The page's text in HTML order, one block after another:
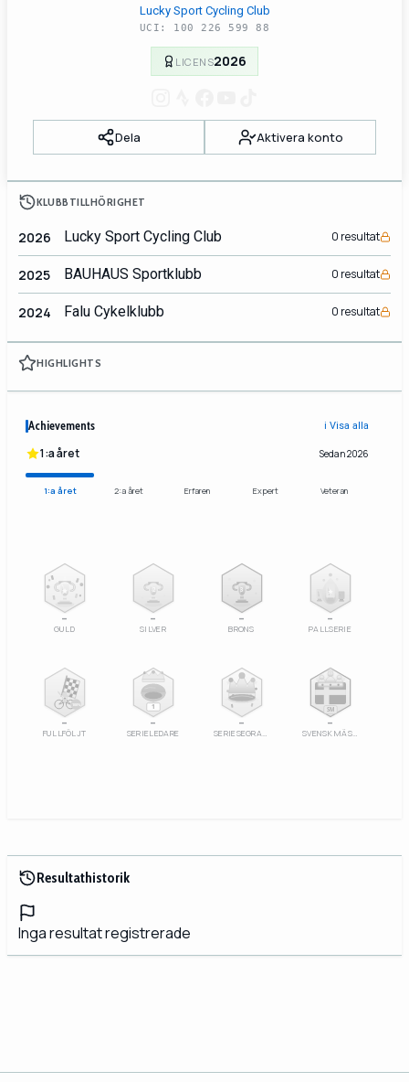
Resultathistorik
Inga resultat registrerade
Lucky Sport Cycling Club
UCI: 100 226 599 88
LICENS2026
Dela Aktivera konto
KLUBBTILLHÖRIGHET
2026 Lucky Sport Cycling Club 0 resultat
2025 BAUHAUS Sportklubb 0 resultat
2024 Falu Cykelklubb 0 resultat
HIGHLIGHTS
Achievements ℹ️ Visa alla
1:a året Sedan 2026
1:a året 2:a året Erfaren Expert Veteran
–
GULD
–
SILVER
3
–
BRONS
–
PALLSERIE
100%
–
FULLFÖLJT
1
–
SERIELEDARE
–
SERIESEGRARE
SM
–
SVENSK MÄSTARE